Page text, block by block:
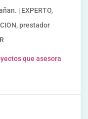
| EXPERTO,
prestador
que asesora